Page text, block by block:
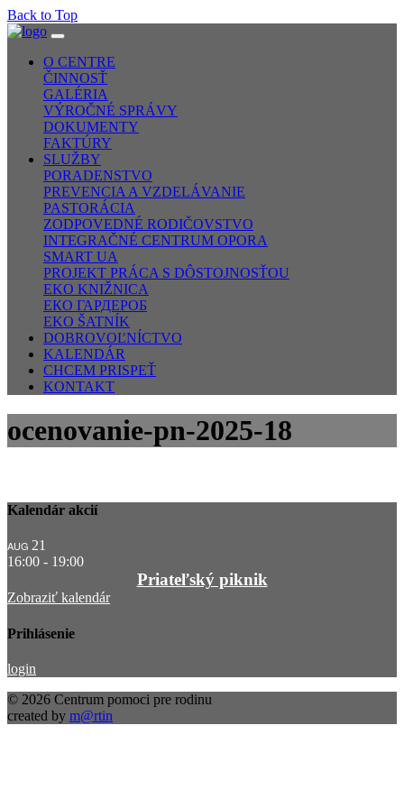
Back to Top
O CENTRE
ČINNOSŤ
GALÉRIA
VÝROČNÉ SPRÁVY
DOKUMENTY
FAKTÚRY
SLUŽBY
PORADENSTVO
PREVENCIA A VZDELÁVANIE
PASTORÁCIA
ZODPOVEDNÉ RODIČOVSTVO
INTEGRAČNÉ CENTRUM OPORA
SMART UA
PROJEKT PRÁCA S DÔSTOJNOSŤOU
EKO KNIŽNICA
ЕКО ГАРДЕРОБ
EKO ŠATNÍK
DOBROVOĽNÍCTVO
KALENDÁR
CHCEM PRISPEŤ
KONTAKT
ocenovanie-pn-2025-18
Kalendár akcií
AUG 21
16:00 - 19:00
Priateľský piknik
Zobraziť kalendár
Prihlásenie
login
© 2026 Centrum pomoci pre rodinu
created by m@rtin